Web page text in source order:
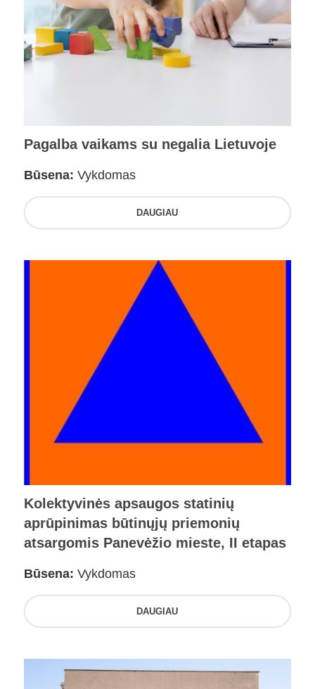
Pagalba vaikams su negalia Lietuvoje
Būsena: Vykdomas
DAUGIAU
Kolektyvinės apsaugos statinių
aprūpinimas būtinųjų priemonių
atsargomis Panevėžio mieste, II etapas
Būsena: Vykdomas
DAUGIAU